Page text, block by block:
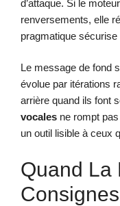
d’attaque. Si le
renversements, elle
pragmatique sécurise
Le message de fond
évolue par itérations
arrière quand ils font
vocales ne rompt
un outil lisible à ceux
Quand La